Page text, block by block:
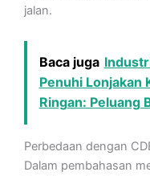
jalan.
Baca juga
Penuhi Lonjakan
Ringan: Peluang
Perbedaan dengan
Dalam pembahasan